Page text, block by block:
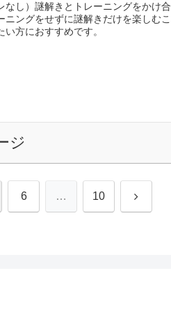
なし）謎解きとトレーニングをかけ
ニングをせずに謎解きだけを楽しむ
い方におすすめです。
ジ
6 … 10 次